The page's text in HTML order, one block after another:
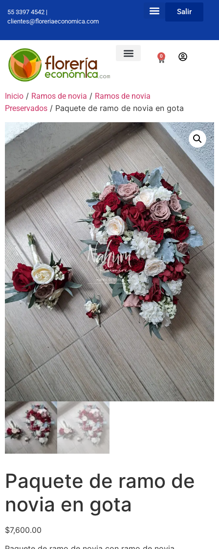
55 3397 4542 |
clientes@floreriaeconomica.com
Salir
0
Inicio / Ramos de novia / Ramos de novia
Preservados / Paquete de ramo de novia en gota
Paquete de ramo de
novia en gota
$7,600.00